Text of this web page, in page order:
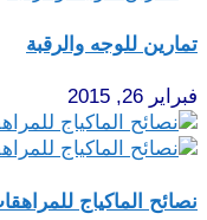
تمارين للوجه والرقبة
فبراير 26, 2015
نصائح الماكياج